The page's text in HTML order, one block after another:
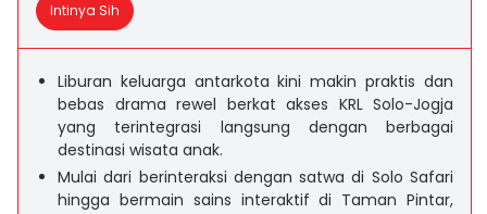
Intinya Sih
Liburan keluarga antarkota kini makin praktis dan
bebas drama rewel berkat akses KRL Solo-Jogja
yang terintegrasi langsung dengan berbagai
destinasi wisata anak.
Mulai dari berinteraksi dengan satwa di Solo Safari
hingga bermain sains interaktif di Taman Pintar,